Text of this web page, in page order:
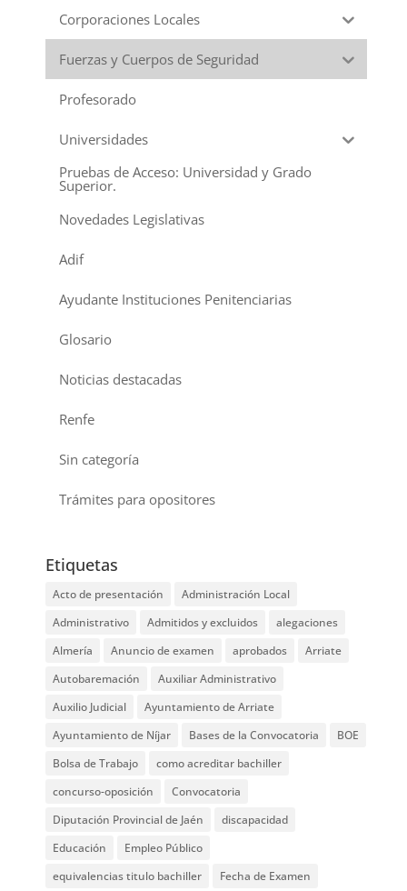
Corporaciones Locales
Fuerzas y Cuerpos de Seguridad
Profesorado
Universidades
Pruebas de Acceso: Universidad y Grado
Superior.
Novedades Legislativas
Adif
Ayudante Instituciones Penitenciarias
Glosario
Noticias destacadas
Renfe
Sin categoría
Trámites para opositores
Etiquetas
Acto de presentación
Administración Local
Administrativo
Admitidos y excluidos
alegaciones
Almería
Anuncio de examen aprobados
Arriate
Autobaremación
Auxiliar Administrativo
Auxilio Judicial
Ayuntamiento de Arriate
Ayuntamiento de Níjar
Bases de la Convocatoria
BOE
Bolsa de Trabajo
como acreditar bachiller
concurso-oposición
Convocatoria
Diputación Provincial de Jaén
discapacidad
Educación
Empleo Público
equivalencias titulo bachiller
Fecha de Examen